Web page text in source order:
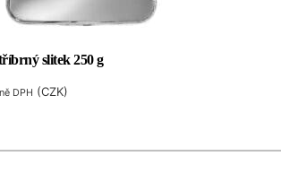
slitek 250 g
DPH (CZK)